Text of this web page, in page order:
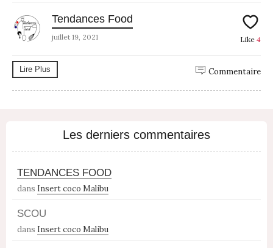
Tendances Food
juillet 19, 2021 Like 4
Lire Plus Commentaire
Les derniers commentaires
TENDANCES FOOD
dans Insert coco Malibu
SCOU
dans Insert coco Malibu